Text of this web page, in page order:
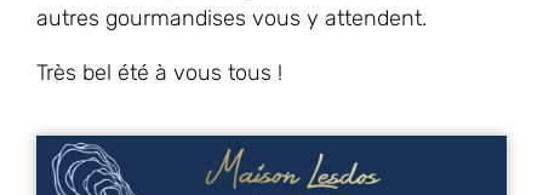
autres gourmandises vous y attendent.
Très bel été à vous tous !